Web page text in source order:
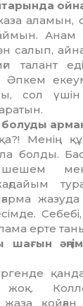
ала­мын,
Анам
салып,
талант
сол үшін
Менің
болды.
ерте
жоқ.
қойған